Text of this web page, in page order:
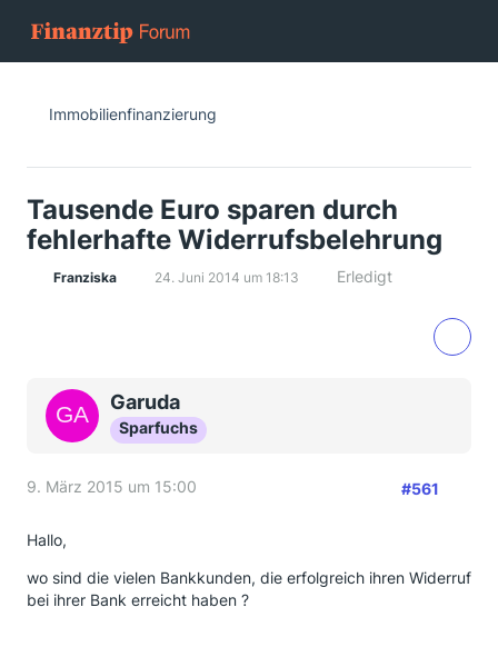
Immobilienfinanzierung
Tausende Euro sparen durch
fehlerhafte Widerrufsbelehrung
Franziska 24. Juni 2014 um 18:13 Erledigt
Garuda
Sparfuchs
9. März 2015 um 15:00 #561
Hallo,
wo sind die vielen Bankkunden, die erfolgreich ihren Widerruf
bei ihrer Bank erreicht haben ?